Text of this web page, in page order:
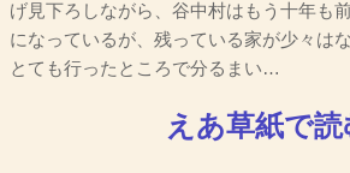
げ見下ろしながら、谷中村はもう十年も
になっているが、残っている家が少々は
とても行ったところで分るまい…
えあ草紙で読